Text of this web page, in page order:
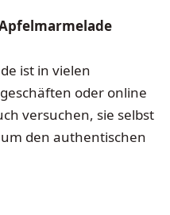
ist in vielen
oder online
versuchen, sie selbst
den authentischen